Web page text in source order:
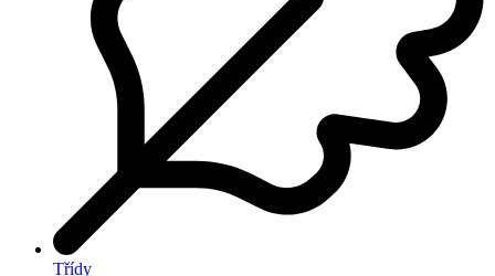
Třídy